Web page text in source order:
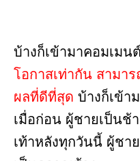
บ้างก็เข้ามาคอมเมน
โอกาสเท่ากัน สามา
ผลที่ดีที่สุด บ้างก็เข้า
เมื่อก่อน​ ผู้ชายเป็นช้
เท้าหลังทุกวันนี้​ ผู้ชา